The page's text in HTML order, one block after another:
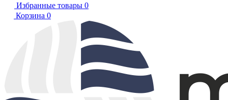
Избранные товары 0
Корзина 0